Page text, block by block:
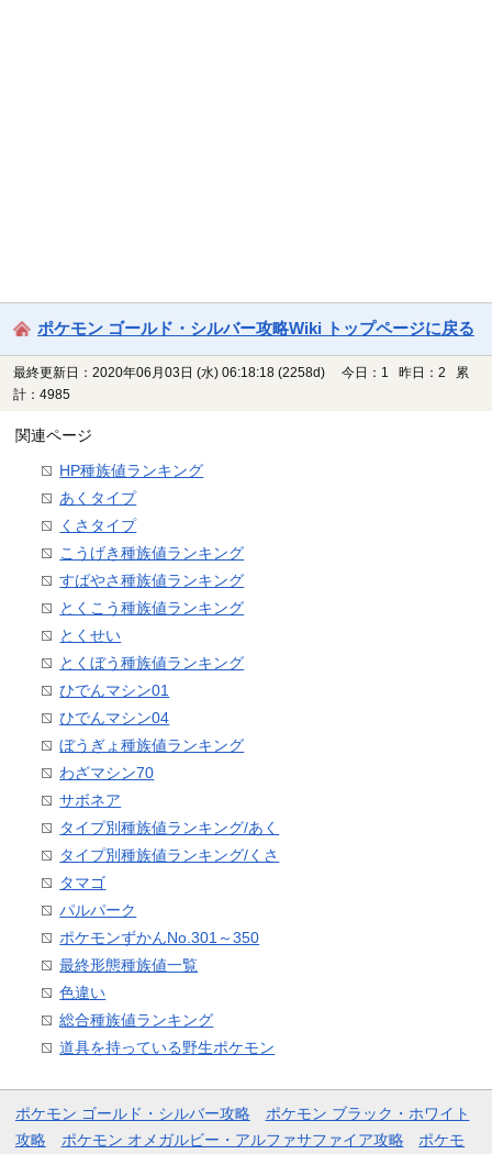
ポケモン ゴールド・シルバー攻略Wiki トップページに戻る
最終更新日：2020年06月03日 (水) 06:18:18 (2258d)
今日：1 昨日：2 累
計：4985
関連ページ
HP種族値ランキング
あくタイプ
くさタイプ
こうげき種族値ランキング
すばやさ種族値ランキング
とくこう種族値ランキング
とくせい
とくぼう種族値ランキング
ひでんマシン01
ひでんマシン04
ぼうぎょ種族値ランキング
わざマシン70
サボネア
タイプ別種族値ランキング/あく
タイプ別種族値ランキング/くさ
タマゴ
パルパーク
ポケモンずかんNo.301～350
最終形態種族値一覧
色違い
総合種族値ランキング
道具を持っている野生ポケモン
ポケモン ゴールド・シルバー攻略
ポケモン ブラック・ホワイト
攻略
ポケモン オメガルビー・アルファサファイア攻略 ポケモ